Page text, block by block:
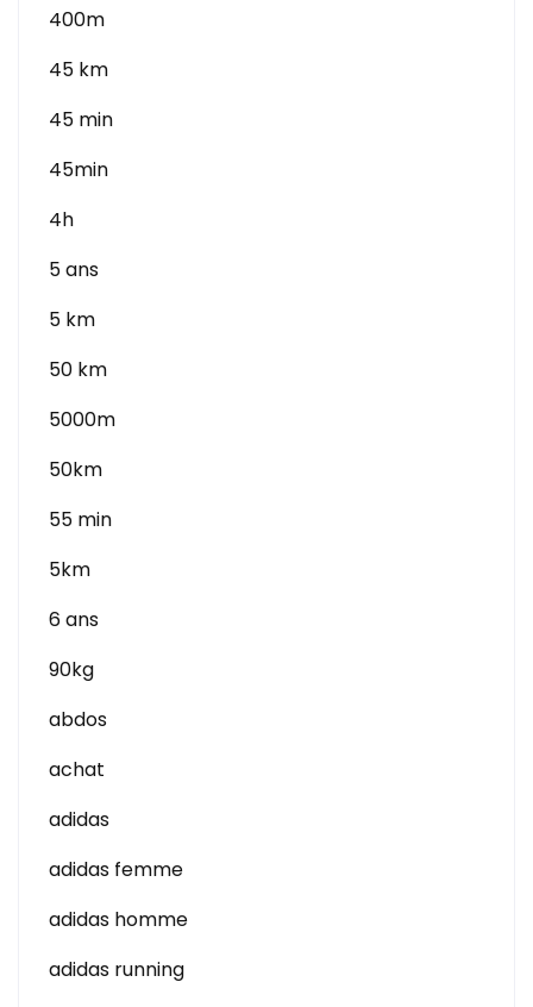
400m
45 km
45 min
45min
4h
5 ans
5 km
50 km
5000m
50km
55 min
5km
6 ans
90kg
abdos
achat
adidas
adidas femme
adidas homme
adidas running